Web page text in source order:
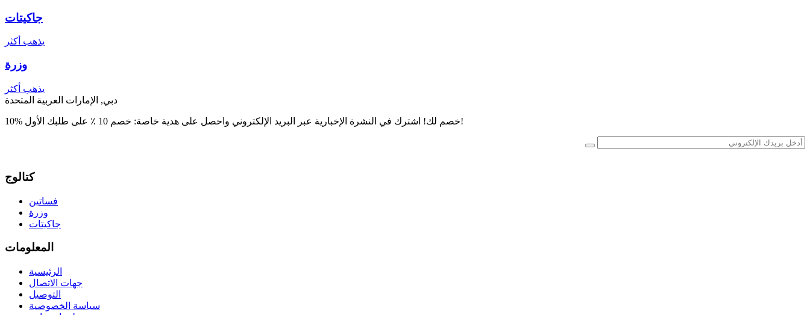
جاكيتات
يذهب أكثر
وزرة
يذهب أكثر
دبي, الإمارات العربية المتحدة
10% خصم لك! اشترك في النشرة الإخبارية عبر البريد الإلكتروني واحصل على هدية خاصة: خصم 10 ٪ على طلبك الأول!
كتالوج
فساتين
وزرة
جاكيتات
المعلومات
الرئيسية
جهات الاتصال
التوصيل
سياسة الخصوصية